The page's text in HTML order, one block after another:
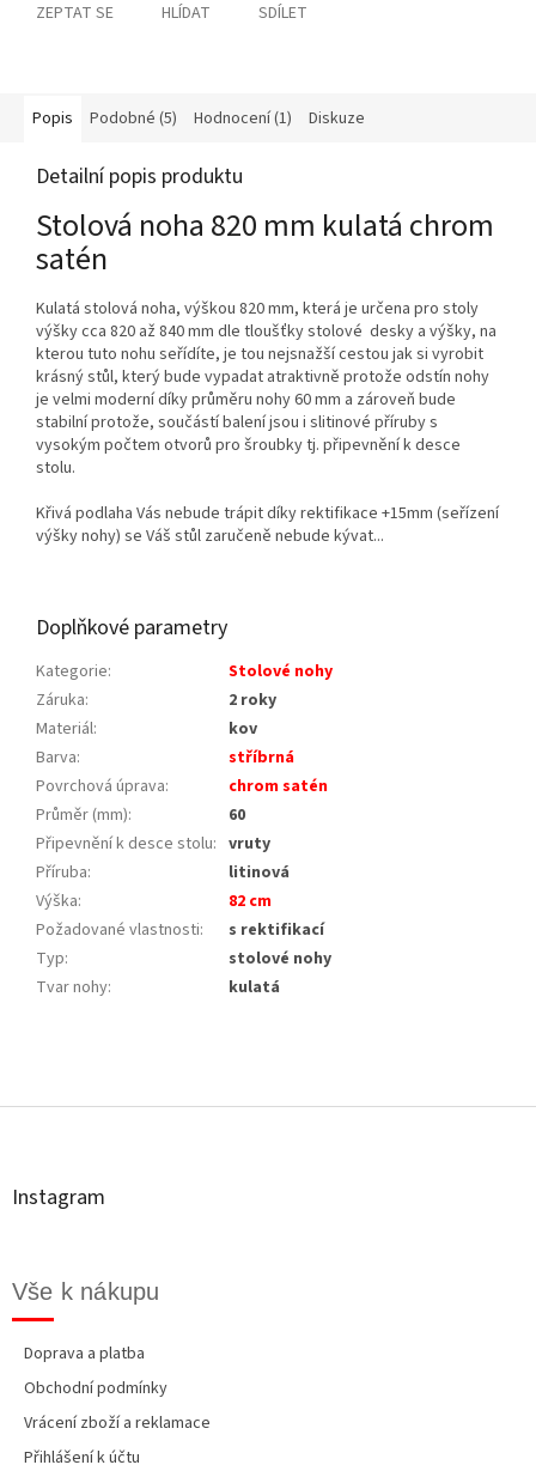
ZEPTAT SE HLÍDAT SDÍLET
Popis Podobné (5) Hodnocení (1) Diskuze
Detailní popis produktu
Stolová noha 820 mm kulatá chrom
satén
Kulatá stolová noha, výškou 820 mm, která je určena pro stoly
výšky cca 820 až 840 mm dle tloušťky stolové desky a výšky, na
kterou tuto nohu seřídíte, je tou nejsnažší cestou jak si vyrobit
krásný stůl, který bude vypadat atraktivně protože odstín nohy
je velmi moderní díky průměru nohy 60 mm a zároveň bude
stabilní protože, součástí balení jsou i slitinové příruby s
vysokým počtem otvorů pro šroubky tj. připevnění k desce
stolu.
Křivá podlaha Vás nebude trápit díky rektifikace +15mm (seřízení
výšky nohy) se Váš stůl zaručeně nebude kývat...
Doplňkové parametry
Kategorie:
Stolové nohy
Záruka:
2 roky
Materiál:
kov
Barva:
stříbrná
Povrchová úprava:
chrom satén
Průměr (mm):
60
Připevnění k desce stolu: vruty
Příruba:
litinová
Výška:
82 cm
Požadované vlastnosti:
s rektifikací
Typ:
stolové nohy
Tvar nohy: kulatá
á
Instagram
Vše k nákupu
Doprava a platba
Obchodní podmínky
Vrácení zboží a reklamace
Přihlášení k účtu